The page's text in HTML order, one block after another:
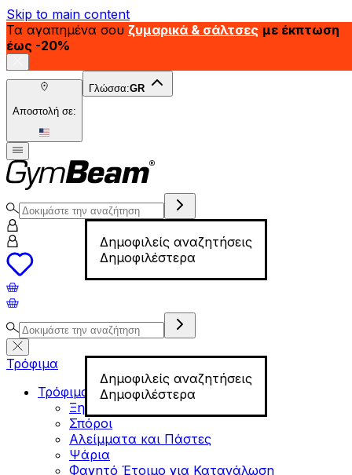
Skip to main content
Τα αγαπημένα σου ζυμαρικά & σάλτσες με έκπτωση
έως -20%
Αποστολή σε:
Γλώσσα:GR
Δημοφιλείς αναζητήσεις
Δημοφιλέστερα
Δημοφιλείς αναζητήσεις
Δημοφιλέστερα
Τρόφιμα
Τρόφιμα για Fitness
Ξηροί Καρποί
Σπόροι
Αλείμματα και Πάστες
Ψάρια
Φαγητό Έτοιμο για Κατανάλωση